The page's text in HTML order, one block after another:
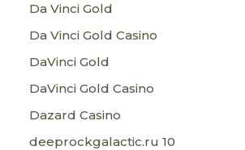
Da Vinci Gold
Da Vinci Gold Casino
DaVinci Gold
DaVinci Gold Casino
Dazard Casino
deeprockgalactic.ru 10